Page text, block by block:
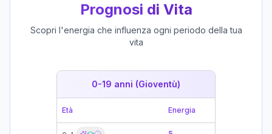
Prognosi di Vita
Scopri l'energia che influenza ogni periodo della tua
vita
0-19 anni (Gioventù)
Età Energia